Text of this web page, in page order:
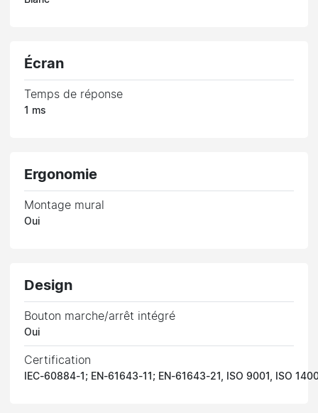
Écran
Temps de réponse
1 ms
Ergonomie
Montage mural
Oui
Design
Bouton marche/arrêt intégré
Oui
Certification
IEC-60884-1; EN-61643-11; EN-61643-21, ISO 9001, ISO